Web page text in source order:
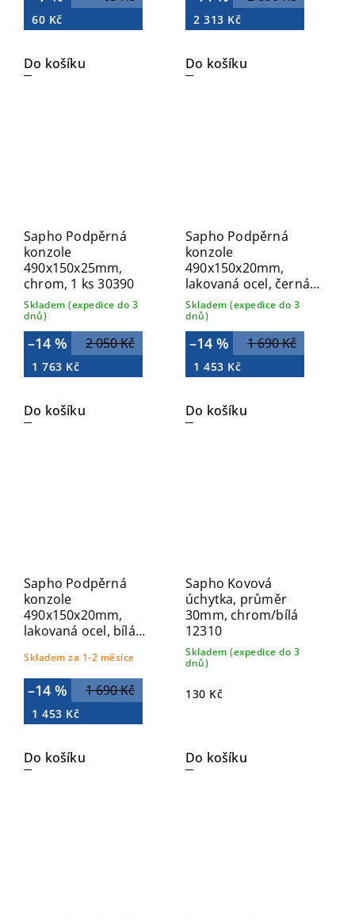
60 Kč
Do košíku
2 313 Kč
Do košíku
Sapho Podpěrná
konzole
490x150x25mm,
chrom, 1 ks 30390
Skladem (expedice do 3
dnů)
2 050 Kč
–14 %
1 763 Kč
Do košíku
Sapho Podpěrná
konzole
490x150x20mm,
lakovaná ocel, černá
mat, 1 ks 30360
Skladem (expedice do 3
dnů)
1 690 Kč
–14 %
1 453 Kč
Do košíku
Sapho Podpěrná
konzole
490x150x20mm,
lakovaná ocel, bílá
Skladem za 1-2 měsíce
1 690 Kč
–14 %
1 453 Kč
Do košíku
Sapho Kovová
úchytka, průměr
30mm, chrom/bílá
12310
Skladem (expedice do 3
dnů)
130 Kč
Do košíku